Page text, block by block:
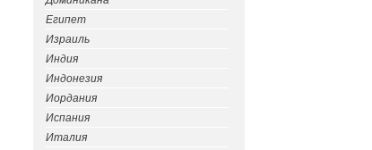
Египет
Израиль
Индия
Индонезия
Иордания
Испания
Италия